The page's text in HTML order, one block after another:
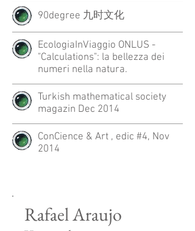
90degree 九时文化
EcologiaInViaggio ONLUS -
"Calculations": la bellezza dei
numeri nella natura.
Turkish mathematical society
magazin Dec 2014
ConCience & Art , edic #4, Nov
2014
Rafael Araujo